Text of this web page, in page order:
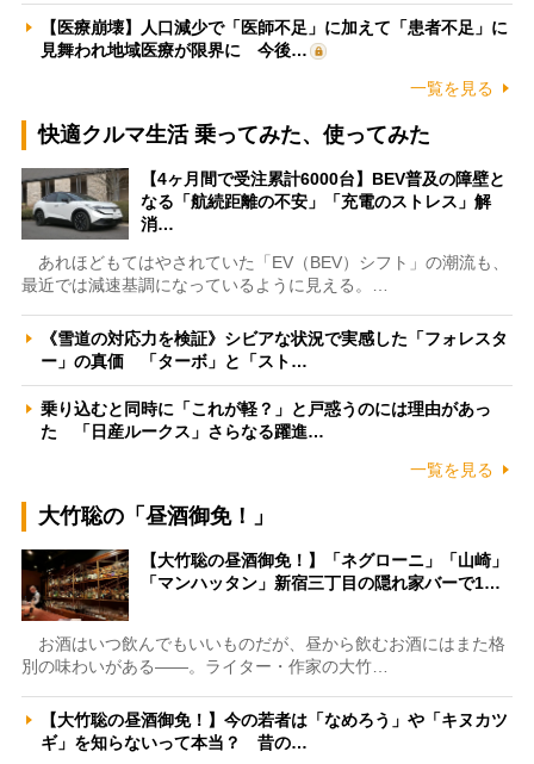
【医療崩壊】人口減少で「医師不足」に加えて「患者不足」に
見舞われ地域医療が限界に 今後…
一覧を見る
快適クルマ生活 乗ってみた、使ってみた
【4ヶ月間で受注累計6000台】BEV普及の障壁と
なる「航続距離の不安」「充電のストレス」解
消…
あれほどもてはやされていた「EV（BEV）シフト」の潮流も、
最近では減速基調になっているように見える。…
《雪道の対応力を検証》シビアな状況で実感した「フォレスタ
ー」の真価 「ターボ」と「スト…
乗り込むと同時に「これが軽？」と戸惑うのには理由があっ
た 「日産ルークス」さらなる躍進…
一覧を見る
大竹聡の「昼酒御免！」
【大竹聡の昼酒御免！】「ネグローニ」「山崎」
「マンハッタン」新宿三丁目の隠れ家バーで1…
お酒はいつ飲んでもいいものだが、昼から飲むお酒にはまた格
別の味わいがある――。ライター・作家の大竹…
【大竹聡の昼酒御免！】今の若者は「なめろう」や「キヌカツ
ギ」を知らないって本当？ 昔の…